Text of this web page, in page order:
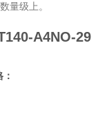
量级上。
A4NO-29